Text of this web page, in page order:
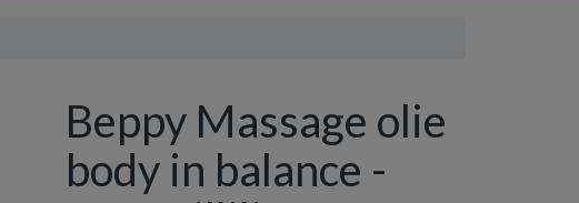
Beppy Massage olie
body in balance -